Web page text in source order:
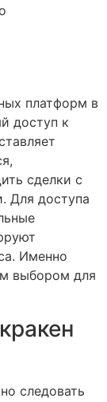
платформ в
доступ к
сделки с
Для доступа
Именно
выбором для
следовать